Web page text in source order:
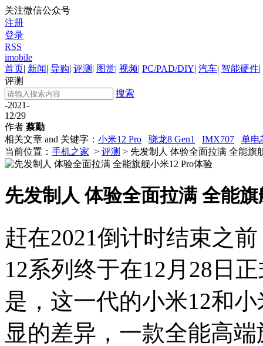
关注微信公众号
注册
登录
RSS
imobile
首页| 新闻| 导购| 评测 | 图赏| 视频| PC/PAD/DIY| 汽车| 智能硬件|
评测
搜索
-2021-
12/29
作者 蔡勤
相关文章 and 关键字： 小米12 Pro 骁龙8 Gen1 IMX707
单电
当前位置： 手机之家 > 评测 > 先发制人 体验全面拉满 全能旗
先发制人 体验全面拉满 全能
赶在2021倒计时结束之
12系列终于在12月28日
是，这一代的小米12和
显的差异，一款全能高